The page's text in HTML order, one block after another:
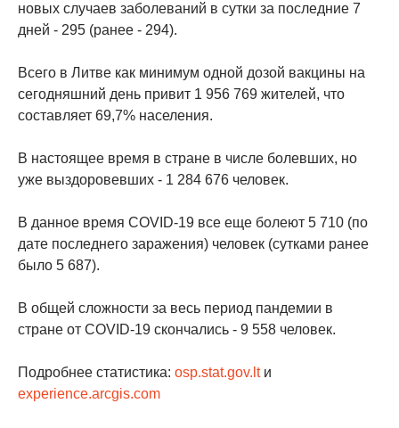
новых случаев заболеваний в сутки за последние 7
дней - 295 (ранее - 294).
Всего в Литве как минимум одной дозой вакцины на
сегодняшний день привит 1 956 769 жителей, что
составляет 69,7% населения.
В настоящее время в стране в числе болевших, но
уже выздоровевших - 1 284 676 человек.
В данное время COVID-19 все еще болеют 5 710 (по
дате последнего заражения) человек (сутками ранее
было 5 687).
В общей сложности за весь период пандемии в
стране от COVID-19 скончались - 9 558 человек.
Подробнее статистика: osp.stat.gov.ltи
experience.arcgis.com